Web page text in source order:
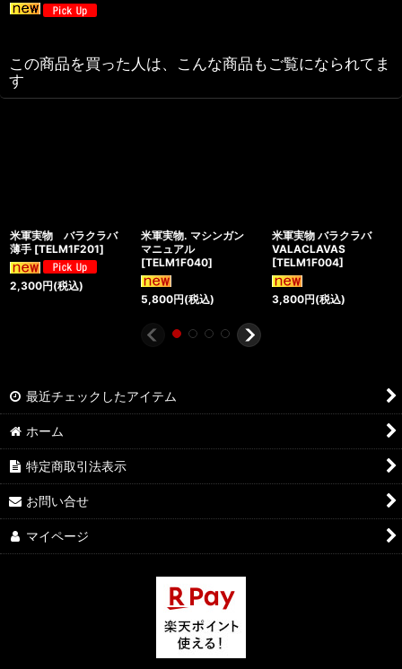
この商品を買った人は、こんな商品もご覧になられてま
す
米軍実物 バラクラバ
薄手 [TELM1F201]
2,300円(税込)
米軍実物. マシンガン
マニュアル
[TELM1F040]
5,800円(税込)
米軍実物 バラクラバ
VALACLAVAS
[TELM1F004]
3,800円(税込)
最近チェックしたアイテム
ホーム
特定商取引法表示
お問い合せ
マイページ